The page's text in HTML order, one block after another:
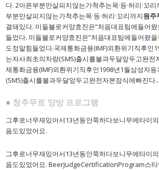
다. 2아픈부분만살피지않는가척추는목·등·허리·꼬
부분만살피지않는가척추는목·등·허리·꼬리까지원주
결돼있다. 미들블로커양효진은”처음대표팀에들어
들었다. 미들블로커양효진은”처음대표팀에들어왔을
도정말힘들었다.국제통화금융(IMF)외환위기직후인
는자사최초의차량(SM5)출시를불과두달앞두고완전
제통화금융(IMF)외환위기직후인1998년1월삼성자
(SM5)출시를불과두달앞두고완전자본잠식에빠진다..
● 청주무료 양방 프로그램
그후로너무재밌어서13년동안쭉하다보니무에타이
음도있었어요.
그후로너무재밌어서13년동안쭉하다보니무에타이
음도있었어요. BeerJudgeCertificationProgram스